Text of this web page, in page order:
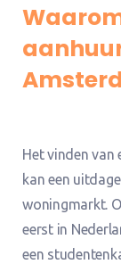
Het vinden van
kan een
woningmarkt.
eerst in
een